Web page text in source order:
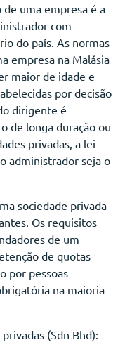
de uma empresa é a
com
do país. As normas
empresa na Malásia
maior de idade e
por decisão
dirigente é
de longa duração ou
privadas, a lei
administrador seja o
sociedade privada
Os requisitos
de um
de quotas
por pessoas
na maioria
(Sdn Bhd):